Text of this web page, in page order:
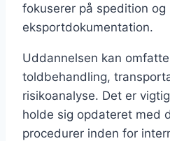
fokuserer på spedition og
eksportdokumentation.
Uddannelsen kan
toldbehandling,
risikoanalyse. Det er
holde sig opdateret med
procedurer inden for